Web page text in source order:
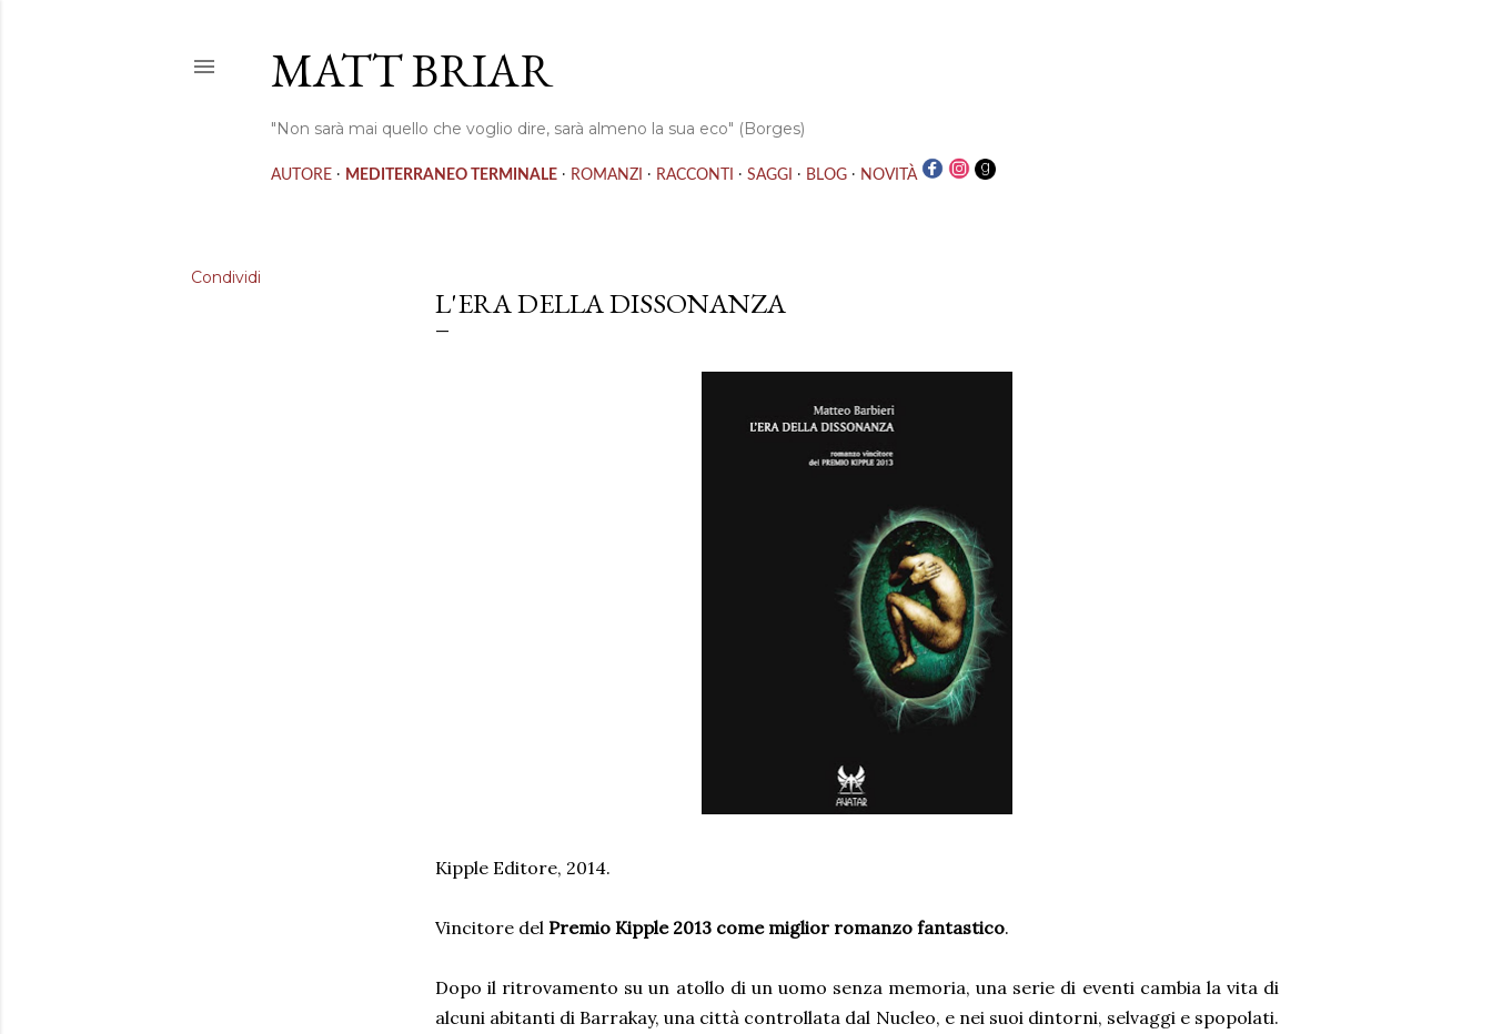
MATT BRIAR
"Non sarà mai quello che voglio dire, sarà almeno la sua eco" (Borges)
AUTORE · MEDITERRANEO TERMINALE · ROMANZI · RACCONTI · SAGGI · BLOG · NOVITÀ
Condividi
L'ERA DELLA DISSONANZA
Kipple Editore, 2014.
Vincitore del Premio Kipple 2013 come miglior romanzo fantastico.
Dopo il ritrovamento su un atollo di un uomo senza memoria, una serie di eventi cambia la vita di
alcuni abitanti di Barrakay, una città controllata dal Nucleo, e nei suoi dintorni, selvaggi e spopolati.